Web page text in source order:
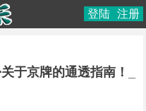
登陆 注册
于京牌的通透指南！_